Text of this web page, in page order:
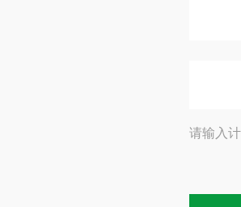
请输入